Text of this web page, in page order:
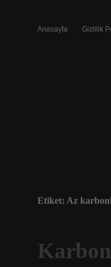
Anasayfa Gizlilik
Etiket: Az